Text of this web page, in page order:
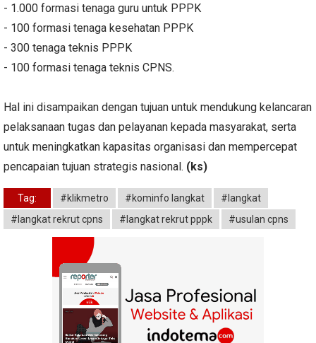
- 1.000 formasi tenaga guru untuk PPPK
- 100 formasi tenaga kesehatan PPPK
- 300 tenaga teknis PPPK
- 100 formasi tenaga teknis CPNS.
Hal ini disampaikan dengan tujuan untuk mendukung kelancaran
pelaksanaan tugas dan pelayanan kepada masyarakat, serta
untuk meningkatkan kapasitas organisasi dan mempercepat
pencapaian tujuan strategis nasional. (ks)
Tag: #klikmetro #kominfo langkat
#langkat
#langkat rekrut cpns
#langkat rekrut pppk #usulan cpns